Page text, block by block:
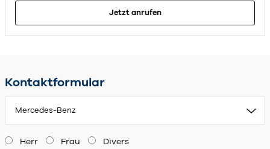
Jetzt anrufen
Kontaktformular
Mercedes-Benz
Herr Frau Divers